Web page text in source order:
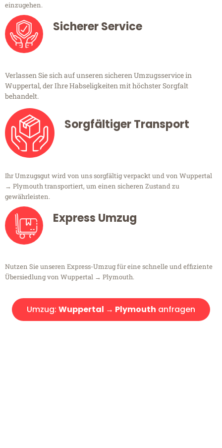
einzugehen.
Sicherer Service
Verlassen Sie sich auf unseren sicheren Umzugsservice in
Wuppertal, der Ihre Habseligkeiten mit höchster Sorgfalt
behandelt.
Sorgfältiger Transport
Ihr Umzugsgut wird von uns sorgfältig verpackt und von Wuppertal
→ Plymouth transportiert, um einen sicheren Zustand zu
gewährleisten.
Express Umzug
Nutzen Sie unseren Express-Umzug für eine schnelle und effiziente
Übersiedlung von Wuppertal → Plymouth.
Umzug: Wuppertal → Plymouth anfragen